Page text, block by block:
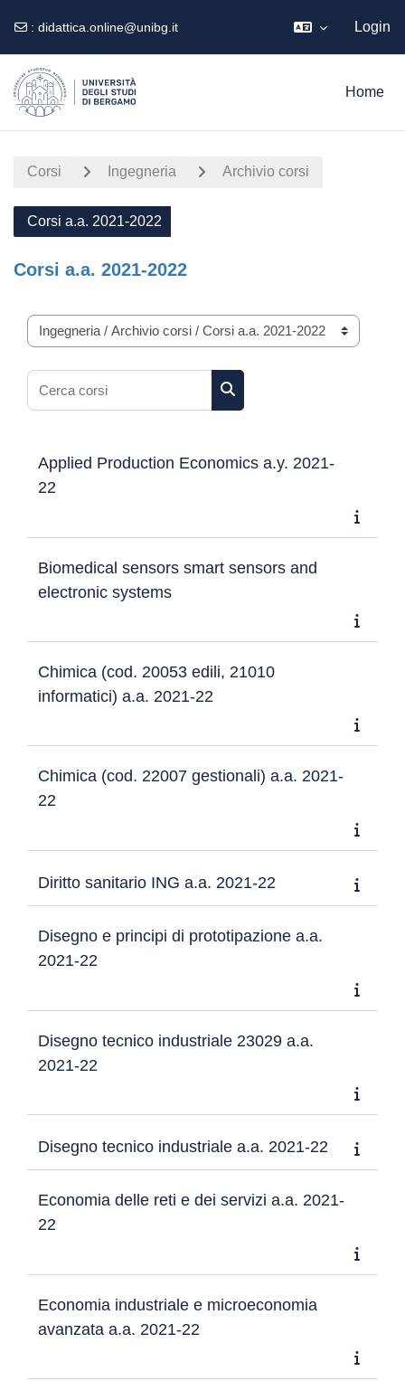
: didattica.online@unibg.it Login
Home
Corsi Ingegneria Archivio corsi
Corsi a.a. 2021-2022
Corsi a.a. 2021-2022
Categorie di corso
Cerca corsi
Cerca corsi
Applied Production Economics a.y. 2021-
22
Biomedical sensors smart sensors and
electronic systems
Chimica (cod. 20053 edili, 21010
informatici) a.a. 2021-22
Chimica (cod. 22007 gestionali) a.a. 2021-
22
Diritto sanitario ING a.a. 2021-22
Disegno e principi di prototipazione a.a.
2021-22
Disegno tecnico industriale 23029 a.a.
2021-22
Disegno tecnico industriale a.a. 2021-22
Economia delle reti e dei servizi a.a. 2021-
22
Economia industriale e microeconomia
avanzata a.a. 2021-22